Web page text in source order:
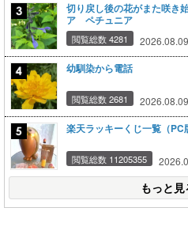
切り戻し後の花がまた咲
ア ペチュニア
閲覧総数 4281
幼馴染から電話
閲覧総数 2681
楽天ラッキーくじ一覧（PC
閲覧総数 11205355
もっと見